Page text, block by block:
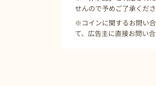
せんので予めご了承くださ
※コインに関するお問い合
て、広告主に直接お問い